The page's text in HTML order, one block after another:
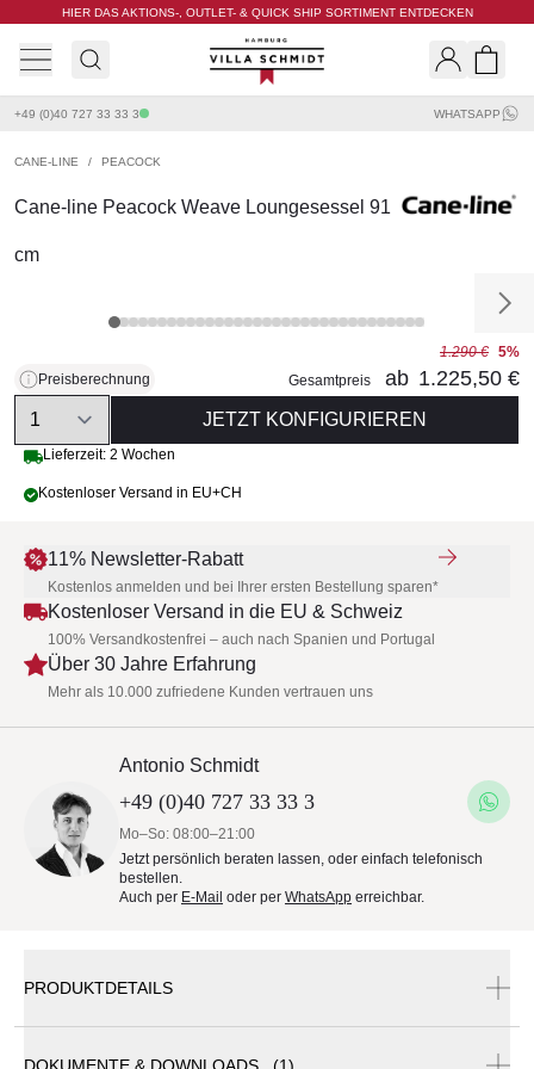
HIER DAS AKTIONS-, OUTLET- & QUICK SHIP SORTIMENT ENTDECKEN
Villa Schmidt
+49 (0)40 727 33 33 3 WHATSAPP
CANE-LINE / PEACOCK
Cane-line Peacock Weave Loungesessel 91
cm
Preisberechnung
1.290 € 5%
Gesamtpreis
ab 1.225,50 €
Quantity
JETZT KONFIGURIEREN
Lieferzeit: 2 Wochen
Kostenloser Versand in EU+CH
11% Newsletter-Rabatt
Kostenlos anmelden und bei Ihrer ersten Bestellung sparen*
Kostenloser Versand in die EU & Schweiz
100% Versandkostenfrei – auch nach Spanien und Portugal
Über 30 Jahre Erfahrung
Mehr als 10.000 zufriedene Kunden vertrauen uns
Antonio Schmidt
+49 (0)40 727 33 33 3
Mo–So: 08:00–21:00
Jetzt persönlich beraten lassen, oder einfach telefonisch
bestellen.
Auch per E-Mail oder per WhatsApp erreichbar.
PRODUKTDETAILS
DOKUMENTE & DOWNLOADS (1)